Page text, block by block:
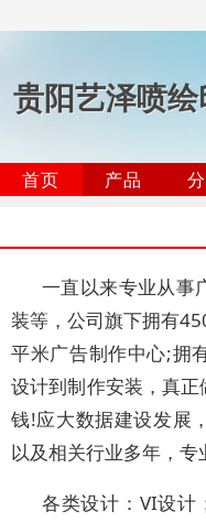
贵阳艺泽喷
首页 产品
一直以来专业从事
装等，公司旗下拥有
平米广告制作中心;拥
设计到制作安装，真
钱!应大数据建设发展
以及相关行业多年，专
各类设计：VI设计